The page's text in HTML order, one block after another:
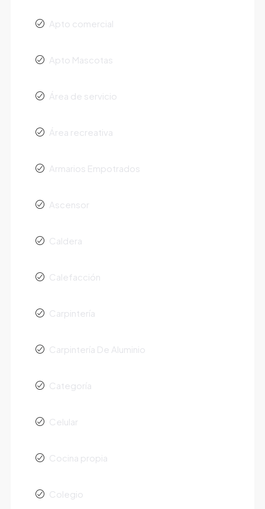
Apto comercial
Apto Mascotas
Área de servicio
Área recreativa
Armarios Empotrados
Ascensor
Caldera
Calefacción
Carpintería
Carpintería De Aluminio
Categoría
Celular
Cocina propia
Colegio